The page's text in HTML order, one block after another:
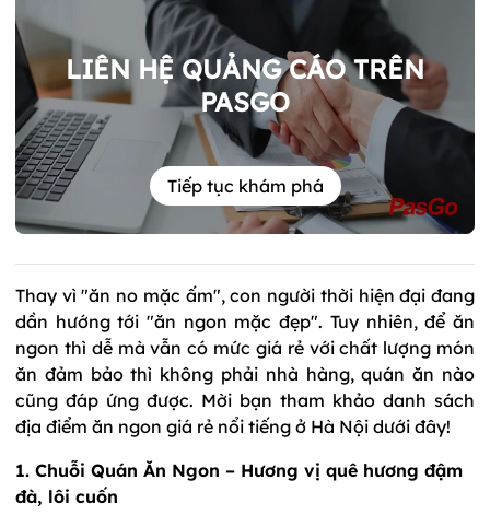
LIÊN HỆ QUẢNG CÁO TRÊN
PASGO
Tiếp tục khám phá
Thay vì "ăn no mặc ấm", con người thời hiện đại đang
dần hướng tới "ăn ngon mặc đẹp". Tuy nhiên, để ăn
ngon thì dễ mà vẫn có mức giá rẻ với chất lượng món
ăn đảm bảo thì không phải nhà hàng, quán ăn nào
cũng đáp ứng được. Mời bạn tham khảo danh sách
địa điểm ăn ngon giá rẻ nổi tiếng ở Hà Nội dưới đây!
1. Chuỗi Quán Ăn Ngon – Hương vị quê hương đậm
đà, lôi cuốn